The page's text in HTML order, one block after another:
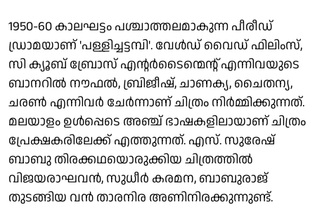
1950-60 കാലഘട്ടം പശ്ചാത്തലമാകുന്ന പീരീഡ്
ഡ്രാമയാണ് 'പള്ളിച്ചട്ടമ്പി'. വേള്‍ഡ് വൈഡ് ഫിലിംസ്,
സി ക്യൂബ് ബ്രോസ് എന്റര്‍ടൈന്മെന്റ് എന്നിവയുടെ
ബാനറില്‍ നൗഫല്‍, ബ്രിജീഷ്, ചാണക്യ, ചൈതന്യ,
ചരണ്‍ എന്നിവര്‍ ചേര്‍ന്നാണ് ചിത്രം നിര്‍മ്മിക്കുന്നത്.
മലയാളം ഉള്‍പ്പെടെ അഞ്ച് ഭാഷകളിലായാണ് ചിത്രം
പ്രേക്ഷകരിലേക്ക് എത്തുന്നത്. എസ്. സുരേഷ്
ബാബു തിരക്കഥയൊരുക്കിയ ചിത്രത്തില്‍
വിജയരാഘവന്‍, സുധീര്‍ കരമന, ബാബുരാജ്
തുടങ്ങിയ വന്‍ താരനിര അണിനിരക്കുന്നുണ്ട്.